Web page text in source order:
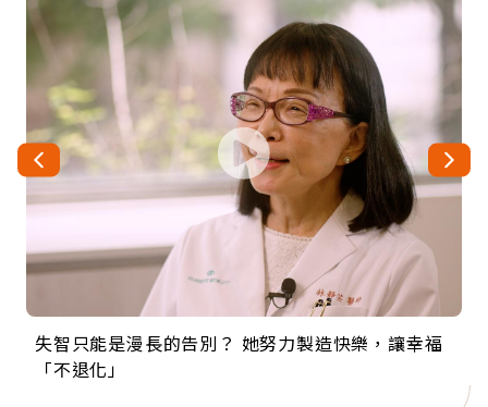
失智只能是漫長的告別？ 她努力製造快樂，讓幸福
「不退化」
來自剛果的巧克力神父 為台灣奉獻36年 「台灣是我
的家，我連作夢都講台語！」
63歲卸矽谷副總、搬回台灣找快樂！「蛋黃哥小
丑」走進安養院，逗樂上萬爺奶：退休後才開始真
104歲打破金氏世界紀錄 成為全球最年長羽球選
手，分享長壽的秘密原來是「這個」
事業巔峰他選擇追夢…黑手阿伯拉小提琴還登上小
巨蛋！連CNN都大讚！